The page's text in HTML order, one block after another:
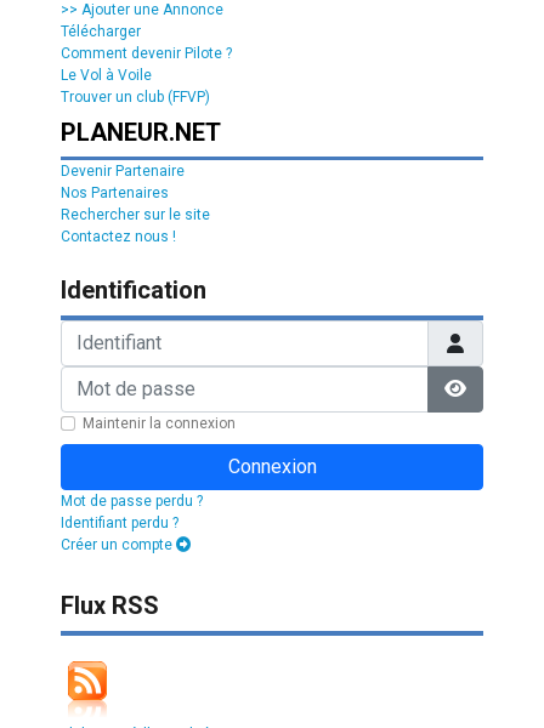
>> Ajouter une Annonce
Télécharger
Comment devenir Pilote ?
Le Vol à Voile
Trouver un club (FFVP)
PLANEUR.NET
Devenir Partenaire
Nos Partenaires
Rechercher sur le site
Contactez nous !
Identification
Afficher
Maintenir la connexion
Connexion
Mot de passe perdu ?
Identifiant perdu ?
Créer un compte
Flux RSS